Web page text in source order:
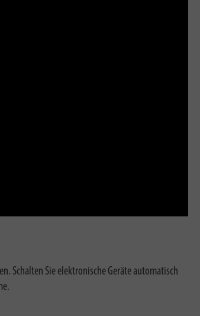
Schalten Sie elektronische Geräte automatisch